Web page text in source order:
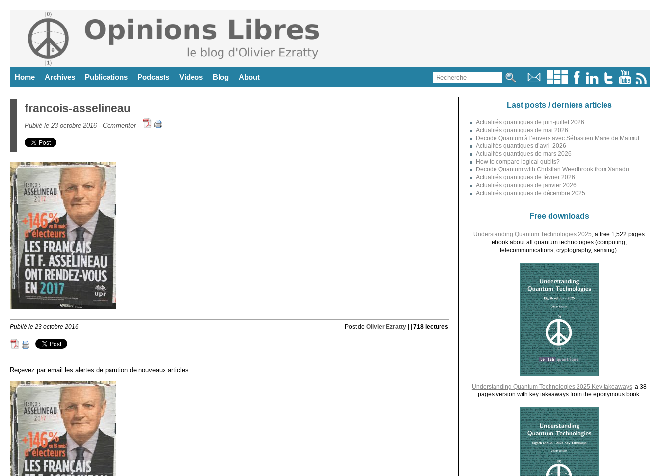
Home Archives Publications Podcasts Videos Blog About
francois-asselineau
Publié le 23 octobre 2016 - Commenter-
Publié le 23 octobre 2016 Post de Olivier Ezratty| | 718 lectures
Reçevez par email les alertes de parution de nouveaux articles :
Last posts / derniers articles
Actualités quantiques de juin-juillet 2026
Actualités quantiques de mai 2026
Decode Quantum à l’envers avec Sébastien Marie de Matmut
Actualités quantiques d’avril 2026
Actualités quantiques de mars 2026
How to compare logical qubits?
Decode Quantum with Christian Weedbrook from Xanadu
Actualités quantiques de février 2026
Actualités quantiques de janvier 2026
Actualités quantiques de décembre 2025
Free downloads
Understanding Quantum Technologies 2025 , a free 1,522 pages
ebook about all quantum technologies (computing,
telecommunications, cryptography, sensing):
Understanding Quantum Technologies 2025 Key takeaways, a 38
pages version with key takeaways from the eponymous book.